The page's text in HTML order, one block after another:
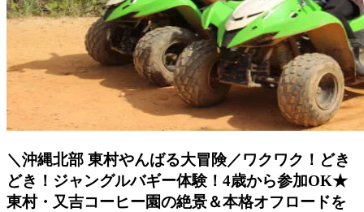
＼沖縄北部 東村やんばる大冒険／ワクワク！どき
どき！ジャングルバギー体験！4歳から参加OK★
東村・又吉コーヒー園の絶景＆本格オフロードを